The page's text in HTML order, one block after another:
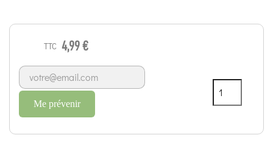
TTC 4,99 €
Me prévenir